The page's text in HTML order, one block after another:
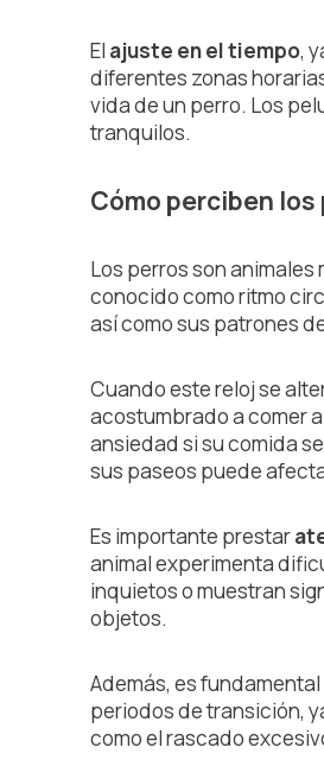
El ajuste en el tiempo,
diferentes zonas
vida de un perro. Los
tranquilos.
Cómo perciben
Los perros son animales
conocido como ritmo
así como sus patrones
Cuando este reloj se
acostumbrado a comer
ansiedad si su comida
sus paseos puede
Es importante prestar
animal experimenta
inquietos o muestran
objetos.
Además, es
periodos de transición,
como el rascado